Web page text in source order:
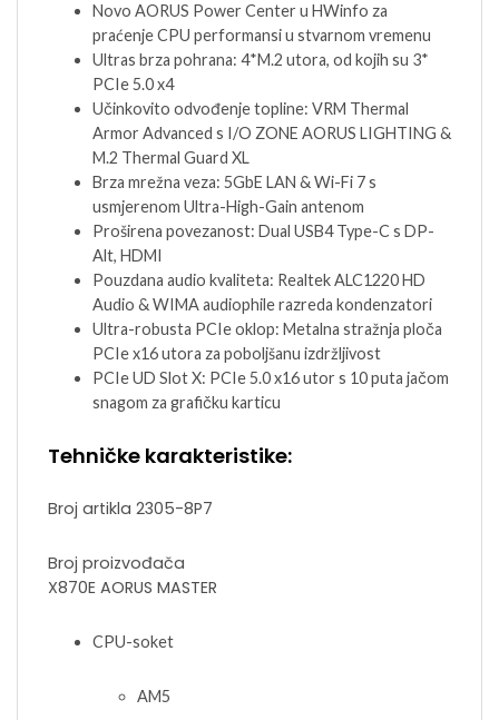
Novo AORUS Power Center u HWinfo za
praćenje CPU performansi u stvarnom vremenu
Ultras brza pohrana: 4*M.2 utora, od kojih su 3*
PCIe 5.0 x4
Učinkovito odvođenje topline: VRM Thermal
Armor Advanced s I/O ZONE AORUS LIGHTING &
M.2 Thermal Guard XL
Brza mrežna veza: 5GbE LAN & Wi-Fi 7 s
usmjerenom Ultra-High-Gain antenom
Proširena povezanost: Dual USB4 Type-C s DP-
Alt, HDMI
Pouzdana audio kvaliteta: Realtek ALC1220 HD
Audio & WIMA audiophile razreda kondenzatori
Ultra-robusta PCIe oklop: Metalna stražnja ploča
PCIe x16 utora za poboljšanu izdržljivost
PCIe UD Slot X: PCIe 5.0 x16 utor s 10 puta jačom
snagom za grafičku karticu
Tehničke karakteristike:
Broj artikla 2305-8P7
Broj proizvođača
X870E AORUS MASTER
CPU-soket
AM5